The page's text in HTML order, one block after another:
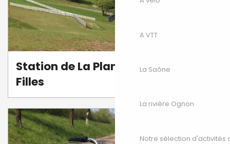
A VTT
La Saône
La rivière Ognon
Notre sélection d'activités
Station de La Planche des Belles
Filles